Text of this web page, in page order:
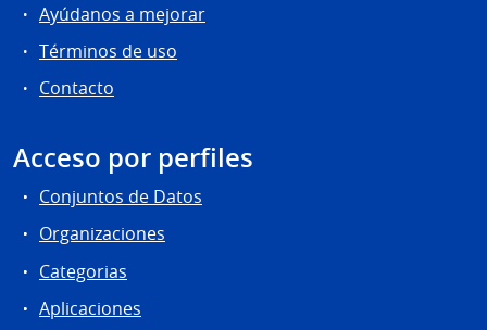
Ayúdanos a mejorar
Términos de uso
Contacto
Acceso por perfiles
Conjuntos de Datos
Organizaciones
Categorias
Aplicaciones